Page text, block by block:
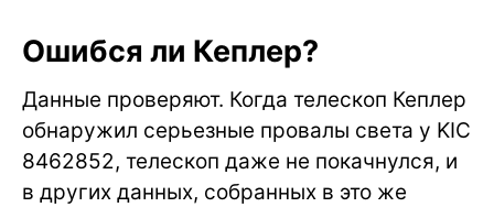
Ошибся ли Кеплер?
Данные проверяют. Когда телескоп Кеплер
обнаружил серьезные провалы света у KIC
8462852, телескоп даже не покачнулся, и
в других данных, собранных в это же